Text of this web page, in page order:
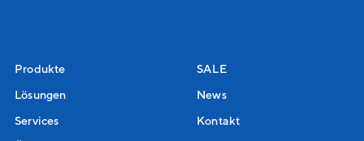
Produkte
Lösungen
Services
SALE
News
Kontakt